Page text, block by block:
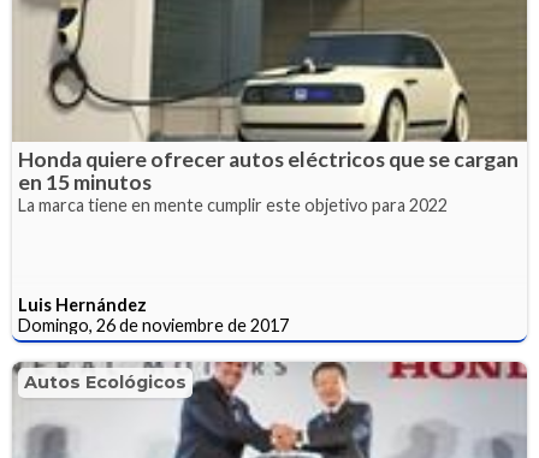
Honda quiere ofrecer autos eléctricos que se cargan
en 15 minutos
La marca tiene en mente cumplir este objetivo para 2022
Luis Hernández
Domingo, 26 de noviembre de 2017
Autos Ecológicos